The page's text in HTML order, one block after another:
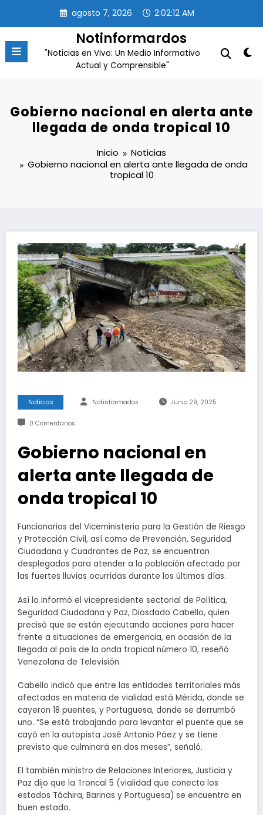
contenido
agosto 7, 2026 2:02:12 AM
Notinformardos
"Noticias en Vivo: Un Medio Informativo
Actual y Comprensible"
Gobierno nacional en alerta ante
llegada de onda tropical 10
Inicio
Noticias
Gobierno nacional en alerta ante llegada de onda
tropical 10
Noticias Notinformados Junio 29, 2025
0 Comentarios
Gobierno nacional en
alerta ante llegada de
onda tropical 10
Funcionarios del Viceministerio para la Gestión de Riesgo
y Protección Civil, así como de Prevención, Seguridad
Ciudadana y Cuadrantes de Paz, se encuentran
desplegados para atender a la población afectada por
las fuertes lluvias ocurridas durante los últimos días.
Así lo informó el vicepresidente sectorial de Política,
Seguridad Ciudadana y Paz, Diosdado Cabello, quien
precisó que se están ejecutando acciones para hacer
frente a situaciones de emergencia, en ocasión de la
llegada al país de la onda tropical número 10, reseñó
Venezolana de Televisión.
Cabello indicó que entre las entidades territoriales más
afectadas en materia de vialidad está Mérida, donde se
cayeron 18 puentes, y Portuguesa, donde se derrumbó
uno. “Se está trabajando para levantar el puente que se
cayó en la autopista José Antonio Páez y se tiene
previsto que culminará en dos meses”, señaló.
El también ministro de Relaciones Interiores, Justicia y
Paz dijo que la Troncal 5 (vialidad que conecta los
estados Táchira, Barinas y Portuguesa) se encuentra en
buen estado.